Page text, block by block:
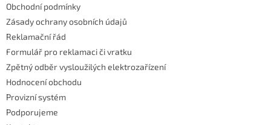
Obchodní podmínky
Zásady ochrany osobních údajů
Reklamační řád
Formulář pro reklamaci či vratku
Zpětný odběr vysloužilých elektrozařízení
Hodnocení obchodu
Provizní systém
Podporujeme